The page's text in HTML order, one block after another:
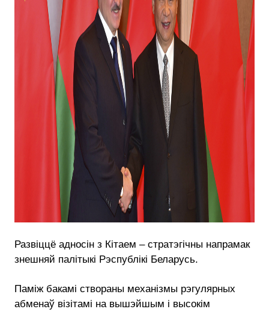
Развіццё адносін з Кітаем – стратэгічны напрамак
знешняй палітыкі Рэспублікі Беларусь.
Паміж бакамі створаны механізмы рэгулярных
абменаў візітамі на вышэйшым і высокім